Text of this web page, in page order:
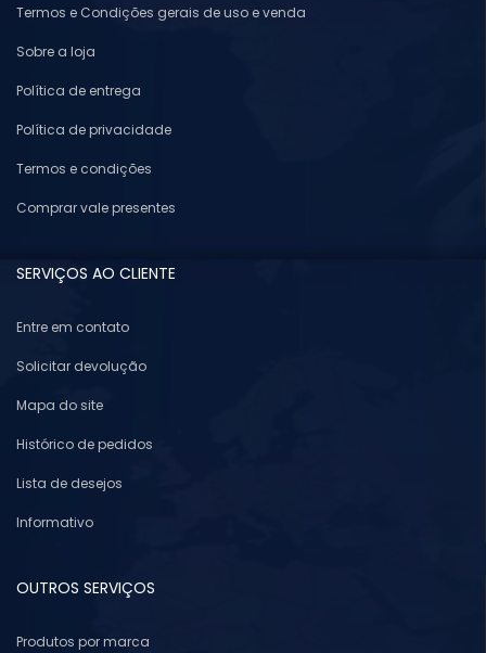
Termos e Condições gerais de uso e venda
Sobre a loja
Política de entrega
Política de privacidade
Termos e condições
Comprar vale presentes
SERVIÇOS AO CLIENTE
Entre em contato
Solicitar devolução
Mapa do site
Histórico de pedidos
Lista de desejos
Informativo
OUTROS SERVIÇOS
Produtos por marca